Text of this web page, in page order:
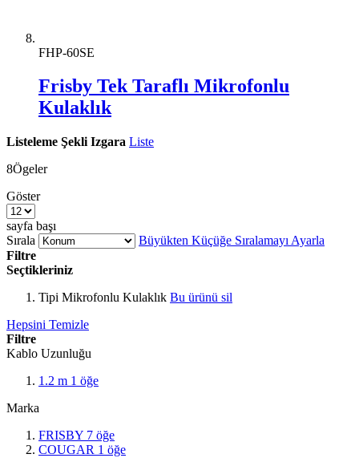
FHP-60SE
Frisby Tek Taraflı Mikrofonlu
Kulaklık
Listeleme Şekli Izgara Liste
8Ögeler
Göster
sayfa başı
Sırala
Büyükten Küçüğe Sıralamayı Ayarla
Filtre
Seçtikleriniz
Tipi Mikrofonlu Kulaklık Bu ürünü sil
Hepsini Temizle
Filtre
Kablo Uzunluğu
1.2 m 1 öğe
Marka
FRISBY 7 öğe
COUGAR 1 öğe